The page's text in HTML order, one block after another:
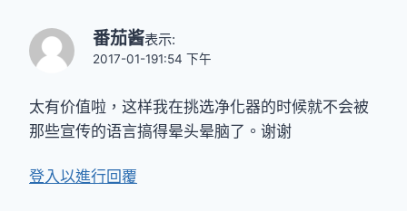
番茄酱表示:
2017-01-191:54 下午
太有价值啦，这样我在挑选净化器的时候就不会被
那些宣传的语言搞得晕头晕脑了。谢谢
登入以進行回覆